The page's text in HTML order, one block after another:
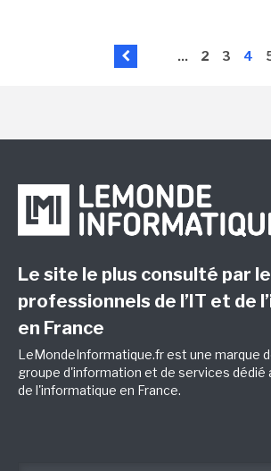
... 2 3 4
Le site le plus consulté par
professionnels de l’IT et de
en France
LeMondeInformatique.fr est une marque
groupe d'information et de services dédié
de l'informatique en France.